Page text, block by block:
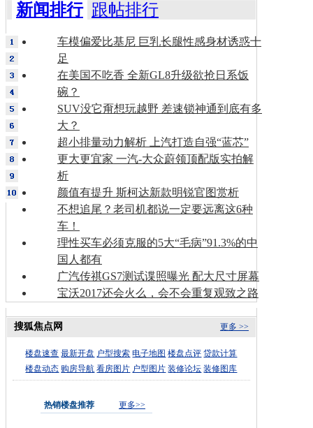
新闻排行 跟帖排行
车模偏爱比基尼 巨乳长腿性感身材诱惑十
足
在美国不吃香 全新GL8升级欲抢日系饭
碗？
SUV没它甭想玩越野 差速锁神通到底有多
大？
超小排量动力解析 上汽打造自强“蓝芯”
更大更宜家 一汽-大众蔚领顶配版实拍解
析
颜值有提升 斯柯达新款明锐官图赏析
不想追尾？老司机都说一定要远离这6种
车！
理性买车必须克服的5大“毛病”91.3%的中
国人都有
广汽传祺GS7测试谍照曝光 配大尺寸屏幕
宝沃2017还会火么，会不会重复观致之路
更多 >>
搜狐焦点网
楼盘速查 最新开盘 户型搜索 电子地图 楼盘点评 贷款计算
楼盘动态 购房导航 看房图片 户型图片 装修论坛 装修图库
热销楼盘推荐 更多>>